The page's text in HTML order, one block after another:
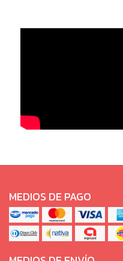
MEDIOS DE PAGO